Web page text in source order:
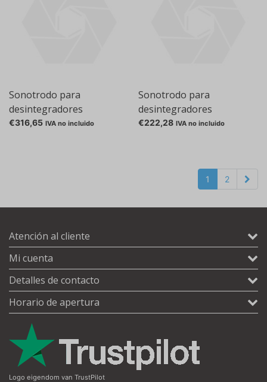
Sonotrodo para
desintegradores
ultrasónicos HD 2070 y HD
€316,65 IVA no incluido
Sonotrodo para
desintegradores
ultrasónicos HD 2070 y HD
€222,28 IVA no incluido
1 2
Atención al cliente
Mi cuenta
Detalles de contacto
Horario de apertura
Logo eigendom van TrustPilot